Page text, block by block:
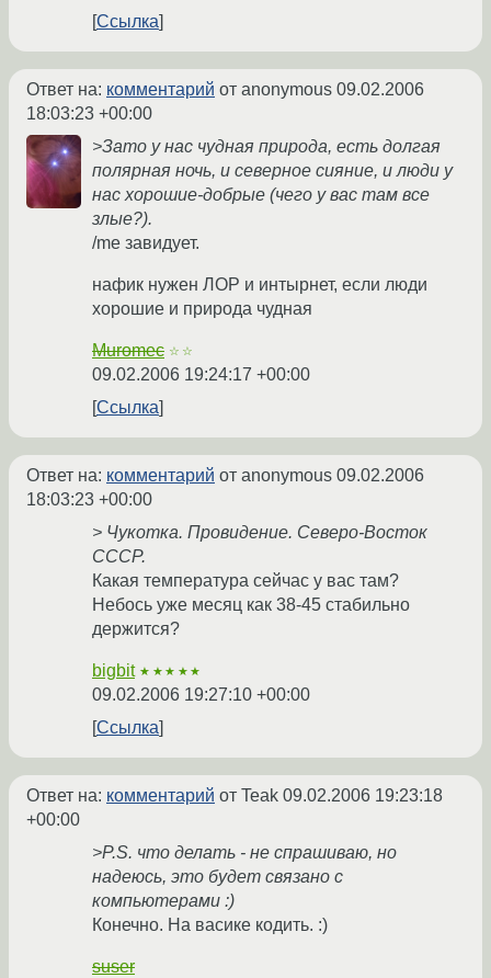
Ссылка
Ответ на: комментарий от anonymous 09.02.2006
18:03:23 +00:00
>Зато у нас чудная природа, есть долгая
полярная ночь, и северное сияние, и люди у
нас хорошие-добрые (чего у вас там все
злые?).
/me завидует.
нафик нужен ЛОР и интырнет, если люди
хорошие и природа чудная
Muromec ☆☆
09.02.2006 19:24:17 +00:00
Ссылка
Ответ на: комментарий от anonymous 09.02.2006
18:03:23 +00:00
> Чукотка. Провидение. Северо-Восток
СССР.
Какая температура сейчас у вас там?
Небось уже месяц как 38-45 стабильно
держится?
bigbit ★★★★★
09.02.2006 19:27:10 +00:00
Ссылка
Ответ на: комментарий от Teak 09.02.2006 19:23:18
+00:00
>P.S. что делать - не спрашиваю, но
надеюсь, это будет связано с
компьютерами :)
Конечно. На васике кодить. :)
suser